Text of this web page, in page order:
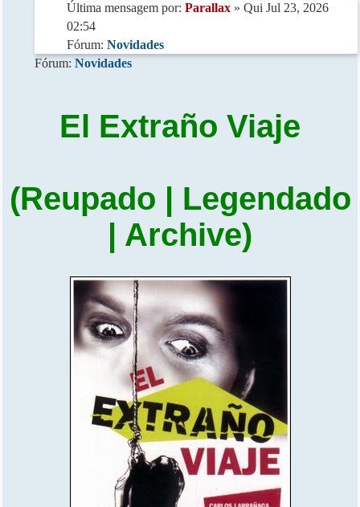
Última mensagem por: Parallax » Qui Jul 23, 2026
02:54
Fórum: Novidades
Fórum: Novidades
El Extraño Viaje
(Reupado | Legendado
| Archive)